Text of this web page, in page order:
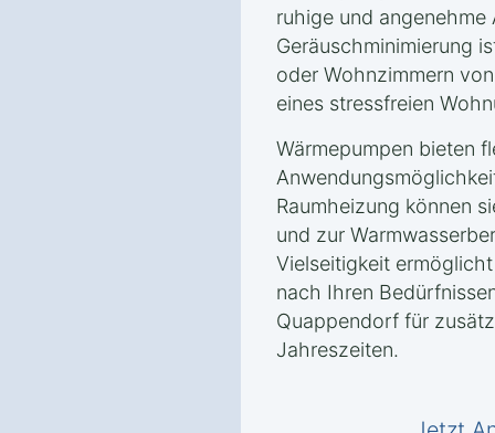
ruhige und angenehme
Geräuschminimierung
oder Wohnzimmern
eines stressfreien
Wärmepumpen bieten
Raumheizung können
und zur
Vielseitigkeit
nach Ihren
Quappendorf für
Jahreszeiten.